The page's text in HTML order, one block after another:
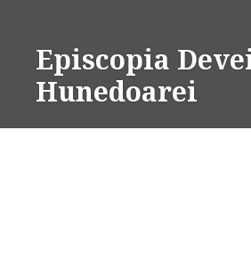
contentEpiscopia
Hunedoarei